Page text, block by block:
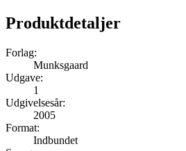
Produktdetaljer
Forlag:
Munksgaard
Udgave:
1
Udgivelsesår:
2005
Format:
Indbundet